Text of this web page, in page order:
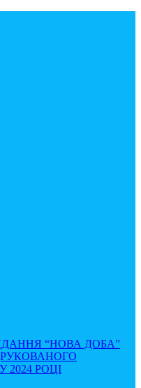
“НОВА ДОБА”
РОЦІ